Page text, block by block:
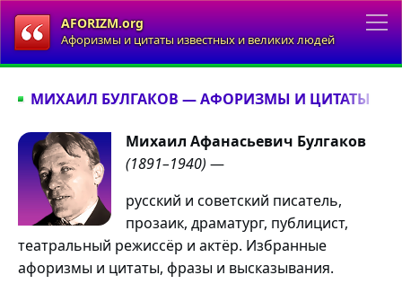
AFORIZM.org
Афоризмы и цитаты известных и великих людей
МИХАИЛ БУЛГАКОВ — АФОРИЗМЫ И ЦИТАТЫ
Михаил Афанасьевич Булгаков
(1891–1940) —
русский и советский писатель,
прозаик, драматург, публицист,
театральный режиссёр и актёр. Избранные
афоризмы и цитаты, фразы и высказывания.